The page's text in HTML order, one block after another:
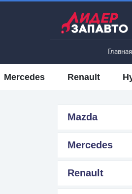
Главная
Mercedes Renault
Mazda
Mercedes
Renault